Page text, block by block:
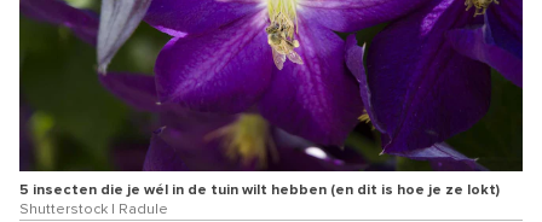
5 insecten die je wél in de tuin wilt hebben (en dit is hoe je ze lokt)
Shutterstock | Radule